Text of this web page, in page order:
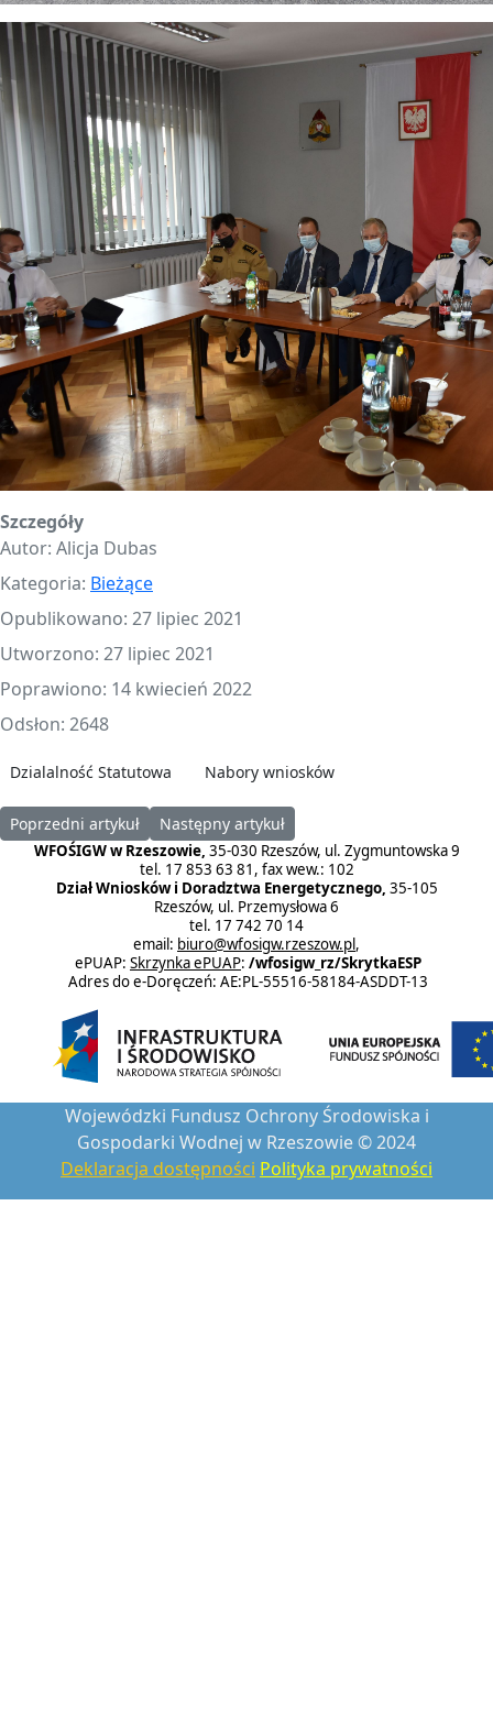
Szczegóły
Autor: Alicja Dubas
Kategoria: Bieżące
Opublikowano: 27 lipiec 2021
Utworzono: 27 lipiec 2021
Poprawiono: 14 kwiecień 2022
Odsłon: 2648
Dzialalność Statutowa Nabory wniosków
Poprzedni artykuł: Inauguracja Programu "Prosto po Czyste
Poprzedni artykuł Następny artykuł: "Budowa bloku
Następny artykuł
WFOŚIGW w Rzeszowie, 35-030 Rzeszów, ul. Zygmuntowska 9
tel. 17 853 63 81, fax wew.: 102
Dział Wniosków i Doradztwa Energetycznego, 35-105
Rzeszów, ul. Przemysłowa 6
tel. 17 742 70 14
email: biuro@wfosigw.rzeszow.pl,
ePUAP: Skrzynka ePUAP: /wfosigw_rz/SkrytkaESP
Adres do e-Doręczeń: AE:PL-55516-58184-ASDDT-13
Wojewódzki Fundusz Ochrony Środowiska i
Gospodarki Wodnej w Rzeszowie © 2024
Deklaracja dostępności Polityka prywatności